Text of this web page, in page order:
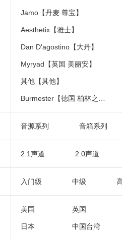
Jamo【丹麦 尊宝】
Aesthetix【雅士】
Dan D'agostino【大丹】
Myryad【英国 美丽安】
其他【其他】
音源系列 音箱系列
2.1声道 2.0声道
入门级 中级
美国 英国
日本 中国台湾